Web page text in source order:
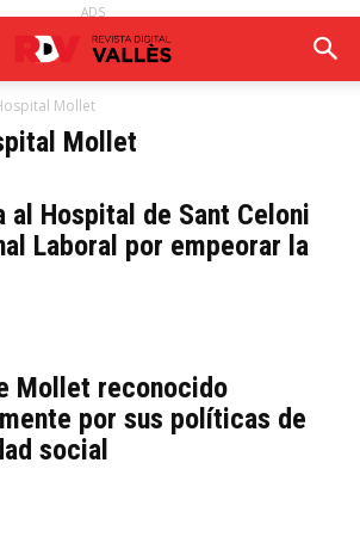
ADS
Mollet
Mollet
al Hospital de Sant Celoni
Laboral por empeorar la
Mollet reconocido
por sus políticas de
social